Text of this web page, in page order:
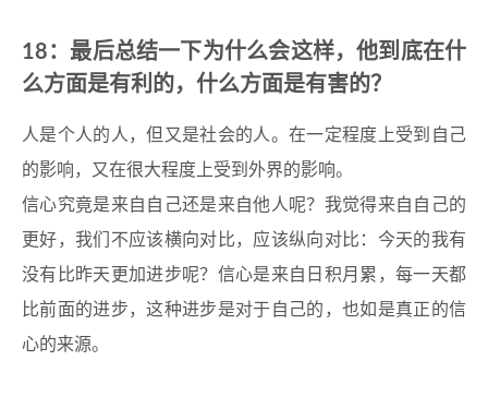
18：最后总结一下为什么会这样，他到底在什
么方面是有利的，什么方面是有害的？
人是个人的人，但又是社会的人。在一定程度上受到自己
的影响，又在很大程度上受到外界的影响。
信心究竟是来自自己还是来自他人呢？我觉得来自自己的
更好，我们不应该横向对比，应该纵向对比：今天的我有
没有比昨天更加进步呢？信心是来自日积月累，每一天都
比前面的进步，这种进步是对于自己的，也如是真正的信
心的来源。